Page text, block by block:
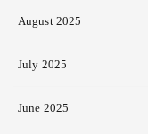
August 2025
July 2025
June 2025